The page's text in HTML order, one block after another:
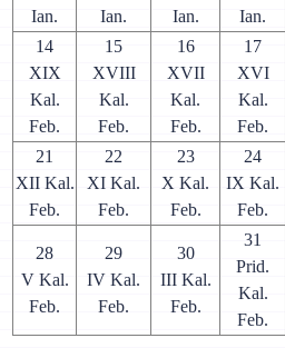
Ian.
Ian.
Ian.
Ian.
14
XIX
Kal.
Feb.
15
XVIII
Kal.
Feb.
16
XVII
Kal.
Feb.
17
XVI
Kal.
Feb.
21
XII Kal.
Feb.
22
XI Kal.
Feb.
23
X Kal.
Feb.
24
IX Kal.
Feb.
28
V Kal.
Feb.
29
IV Kal.
Feb.
30
III Kal.
Feb.
31
Prid.
Kal.
Feb.